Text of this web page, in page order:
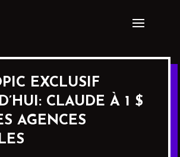
EXCLUSIF
CLAUDE À 1 $
AGENCES